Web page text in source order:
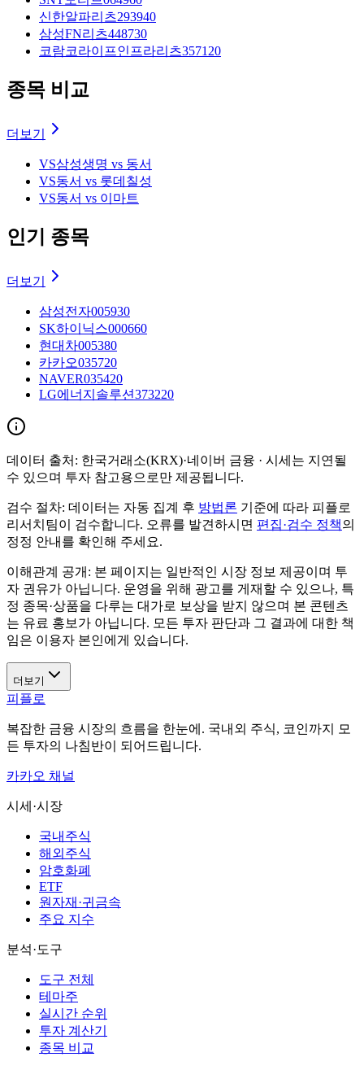
신한알파리츠293940
삼성FN리츠448730
코람코라이프인프라리츠357120
종목 비교
더보기
VS삼성생명 vs 동서
VS동서 vs 롯데칠성
VS동서 vs 이마트
인기 종목
더보기
삼성전자005930
SK하이닉스000660
현대차005380
카카오035720
NAVER035420
LG에너지솔루션373220
데이터 출처: 한국거래소(KRX)·네이버 금융 · 시세는 지연될
수 있으며 투자 참고용으로만 제공됩니다.
검수 절차: 데이터는 자동 집계 후 방법론 기준에 따라 피플로
리서치팀이 검수합니다. 오류를 발견하시면 편집·검수 정책의
정정 안내를 확인해 주세요.
이해관계 공개: 본 페이지는 일반적인 시장 정보 제공이며 투
자 권유가 아닙니다. 운영을 위해 광고를 게재할 수 있으나, 특
정 종목·상품을 다루는 대가로 보상을 받지 않으며 본 콘텐츠
는 유료 홍보가 아닙니다. 모든 투자 판단과 그 결과에 대한 책
임은 이용자 본인에게 있습니다.
더보기
피플로
복잡한 금융 시장의 흐름을 한눈에. 국내외 주식, 코인까지 모
든 투자의 나침반이 되어드립니다.
카카오 채널
시세·시장
국내주식
해외주식
암호화폐
ETF
원자재·귀금속
주요 지수
분석·도구
도구 전체
테마주
실시간 순위
투자 계산기
종목 비교